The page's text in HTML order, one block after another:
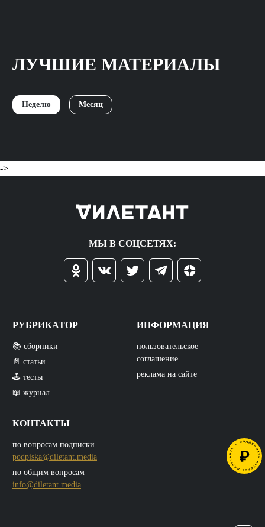
ЛУЧШИЕ МАТЕРИАЛЫ
Неделю Месяц
->
МЫ В СОЦСЕТЯХ:
РУБРИКАТОР
📚 сборники
📄 статьи
🕹️ тесты
📖 журнал
КОНТАКТЫ
по вопросам подписки
podpiska@diletant.media
по общим вопросам
info@diletant.media
ИНФОРМАЦИЯ
пользовательское
соглашение
реклама на сайте